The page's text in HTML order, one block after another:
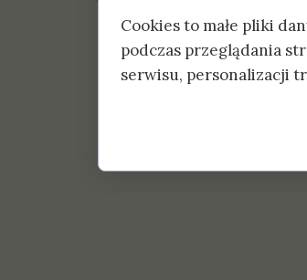
Cookies to małe pliki
podczas przeglądania
serwisu, personalizacji